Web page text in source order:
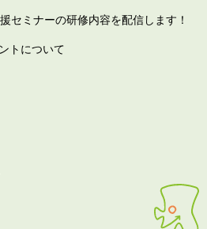
セミナーの研修内容を配信します！
トについて